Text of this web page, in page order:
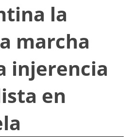
la
marcha
injerencia
en